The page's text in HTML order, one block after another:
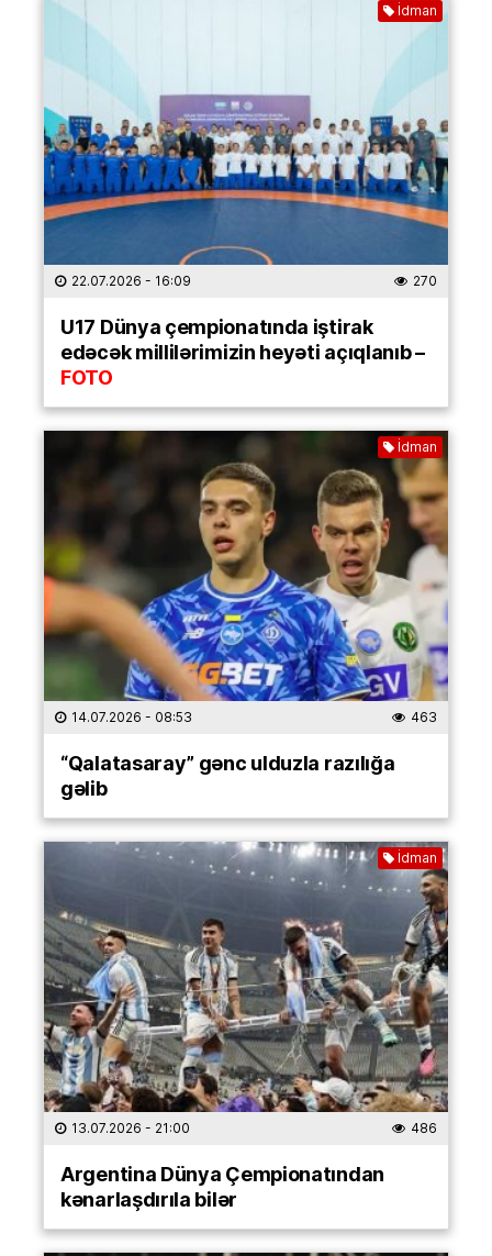
İdman
22.07.2026 - 16:09 270
U17 Dünya çempionatında iştirak
edəcək millilərimizin heyəti açıqlanıb –
FOTO
İdman
14.07.2026 - 08:53 463
“Qalatasaray” gənc ulduzla razılığa
gəlib
İdman
13.07.2026 - 21:00 486
Argentina Dünya Çempionatından
kənarlaşdırıla bilər